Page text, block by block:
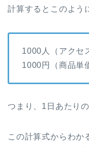
計算するとこのよう
1000人（アクセ
1000円（商品単
つまり、1日あたり
この計算式からわか